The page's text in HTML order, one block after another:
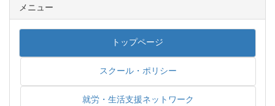
メニュー
トップページ
スクール・ポリシー
就労・生活支援ネットワーク